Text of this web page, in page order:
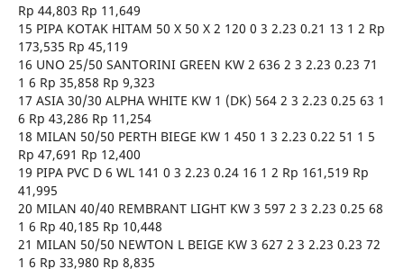
Rp 44,803 Rp 11,649
15 PIPA KOTAK HITAM 50 X 50 X 2 120 0 3 2.23 0.21 13 1 2 Rp
173,535 Rp 45,119
16 UNO 25/50 SANTORINI GREEN KW 2 636 2 3 2.23 0.23 71
1 6 Rp 35,858 Rp 9,323
17 ASIA 30/30 ALPHA WHITE KW 1 (DK) 564 2 3 2.23 0.25 63 1
6 Rp 43,286 Rp 11,254
18 MILAN 50/50 PERTH BIEGE KW 1 450 1 3 2.23 0.22 51 1 5
Rp 47,691 Rp 12,400
19 PIPA PVC D 6 WL 141 0 3 2.23 0.24 16 1 2 Rp 161,519 Rp
41,995
20 MILAN 40/40 REMBRANT LIGHT KW 3 597 2 3 2.23 0.25 68
1 6 Rp 40,185 Rp 10,448
21 MILAN 50/50 NEWTON L BEIGE KW 3 627 2 3 2.23 0.23 72
1 6 Rp 33,980 Rp 8,835